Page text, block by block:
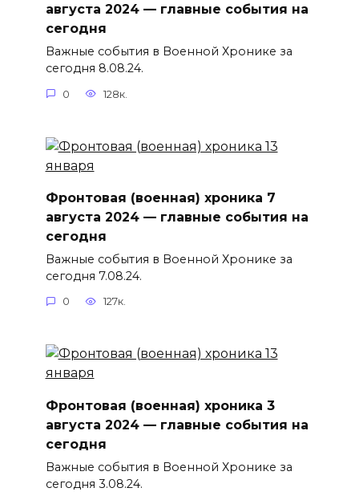
августа 2024 — главные события на
сегодня
Важные события в Военной Хронике за
сегодня 8.08.24.
0 128к.
Фронтовая (военная) хроника 7
августа 2024 — главные события на
сегодня
Важные события в Военной Хронике за
сегодня 7.08.24.
0 127к.
Фронтовая (военная) хроника 3
августа 2024 — главные события на
сегодня
Важные события в Военной Хронике за
сегодня 3.08.24.